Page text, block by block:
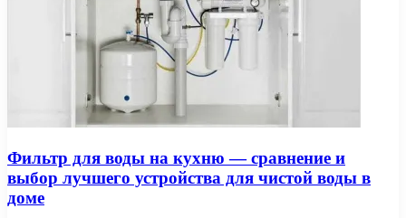
Фильтр для воды на кухню — сравнение и
выбор лучшего устройства для чистой воды в
доме